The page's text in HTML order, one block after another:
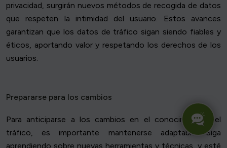
privacidad, surgirán nuevos métodos de recogida de datos
que respeten la intimidad del usuario. Estos avances
garantizan que los datos de tráfico sigan siendo fiables y
éticos, aportando valor y respetando los derechos de los
usuarios.
Prepararse para los cambios
Para anticiparse a los cambios en el conocimiento del
tráfico, es importante mantenerse adaptable. Siga
aprendiendo sobre nuevas herramientas y técnicas, y esté